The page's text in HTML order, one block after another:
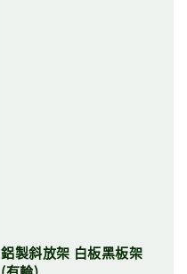
鋁製斜放架 白板黑板架